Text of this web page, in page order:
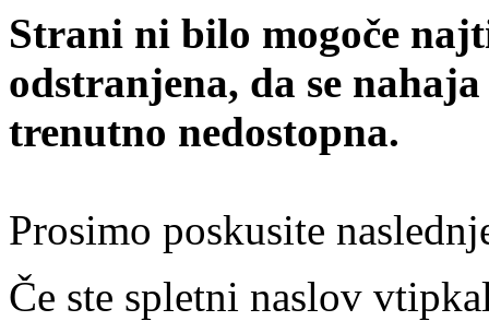
Strani ni bilo mogoče
odstranjena, da se
trenutno nedostopna.
Prosimo poskusite
Če ste spletni naslov